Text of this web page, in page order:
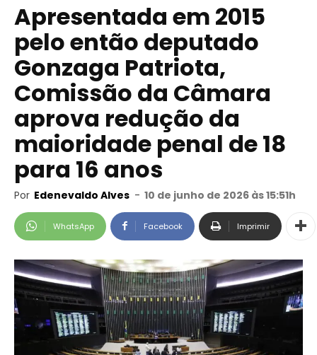
Apresentada em 2015
pelo então deputado
Gonzaga Patriota,
Comissão da Câmara
aprova redução da
maioridade penal de 18
para 16 anos
Por Edenevaldo Alves - 10 de junho de 2026 às 15:51h
WhatsApp Facebook Imprimir